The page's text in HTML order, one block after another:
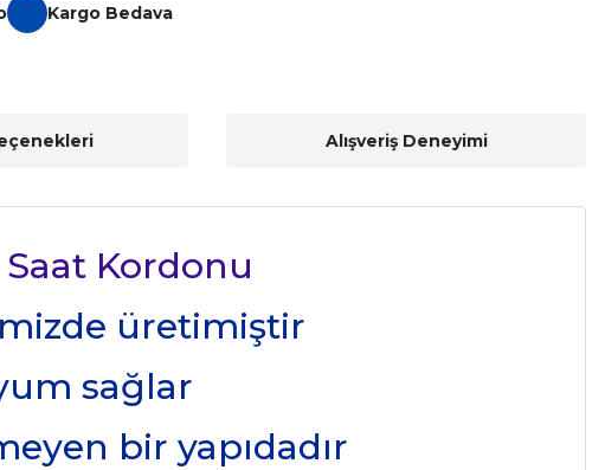
Kargo Bedava
Alışveriş Deneyimi
Kordonu
üretimiştir
sağlar
bir yapıdadır